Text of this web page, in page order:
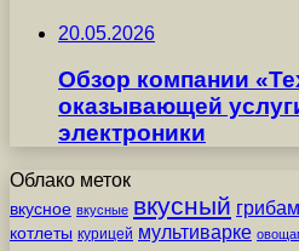
20.05.2026
Обзор компании
оказывающей
электроники
Облако меток
вкусное вкусные вкусный
котлеты курицей мультиварке